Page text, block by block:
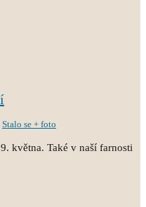
Stalo se + foto
května. Také v naší farnosti